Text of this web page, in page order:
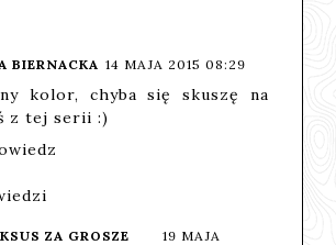
BIERNACKA 14 MAJA 2015 08:29
kolor, chyba się skuszę na
z tej serii :)
ZA GROSZE
19 MAJA